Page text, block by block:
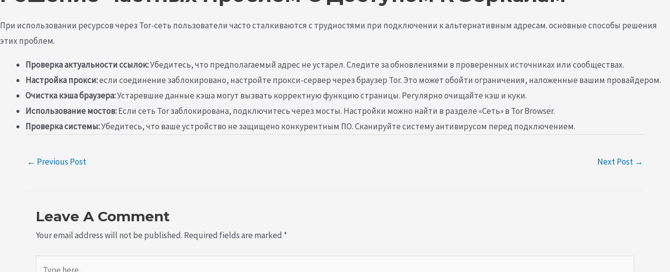
При использовании ресурсов через Tor-сеть пользователи часто сталкиваются с трудностями при подключении к альтернативным адресам. основные способы решения
этих проблем.
Проверка актуальности ссылок:Убедитесь, что предполагаемый адрес не устарел. Следите за обновлениями в проверенных источниках или сообществах.
Настройка прокси:если соединение заблокировано, настройте прокси-сервер через браузер Tor. Это может обойти ограничения, наложенные вашим провайдером.
Очистка кэша браузера:Устаревшие данные кэша могут вызвать корректную функцию страницы. Регулярно очищайте кэш и куки.
Использование мостов:Если сеть Tor заблокирована, подключитесь через мосты. Настройки можно найти в разделе «Сеть» в Tor Browser.
Проверка системы:Убедитесь, что ваше устройство не защищено конкурентным ПО. Сканируйте систему антивирусом перед подключением.
← Previous Post Next Post →
Leave A Comment
Your email address will not be published. Required fields are marked *